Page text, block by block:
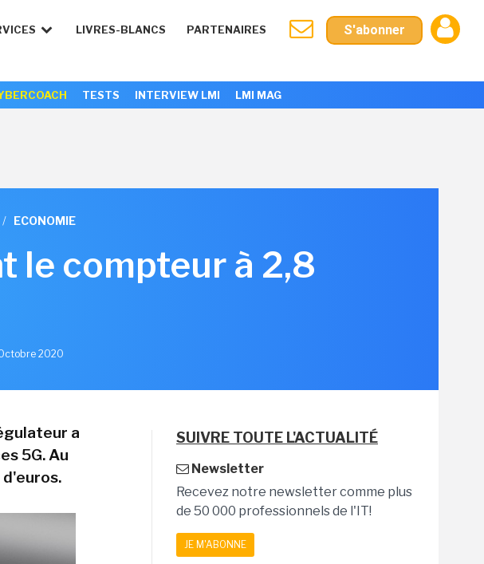
LIVRES-BLANCS PARTENAIRES S'abonner
TESTS INTERVIEW LMI LMI MAG
/ ECONOMIE
le compteur à 2,8
2020
a
5G. Au
SUIVRE TOUTE L'ACTUALITÉ
Newsletter
Recevez notre newsletter comme plus
de 50 000 professionnels de l'IT!
JE M'ABONNE